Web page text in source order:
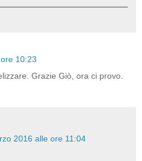
10:23
Grazie Giò, ora ci provo.
2016 alle ore 11:04